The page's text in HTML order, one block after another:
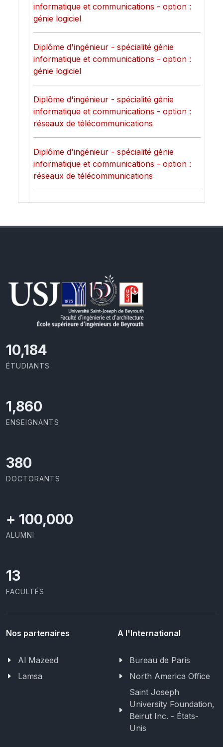
informatique et communications - option :
génie logiciel
Diplôme d'ingénieur - spécialité génie
informatique et communications - option :
génie logiciel
Diplôme d'ingénieur - spécialité génie
informatique et communications - option :
réseaux de télécommunications
Diplôme d'ingénieur - spécialité génie
informatique et communications - option :
réseaux de télécommunications
11,110
ÉTUDIANTS
2,029
ENSEIGNANTS
414
DOCTORANTS
+ 100,000
ALUMNI
13
FACULTÉS
Nos partenaires
Al Mazeed
Lamsa
A l'International
Bureau de Paris
North America Office
Saint Joseph
University Foundation,
Beirut Inc. - États-
Unis